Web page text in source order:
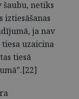
netiks
ja nav
uzaicina
tiesā